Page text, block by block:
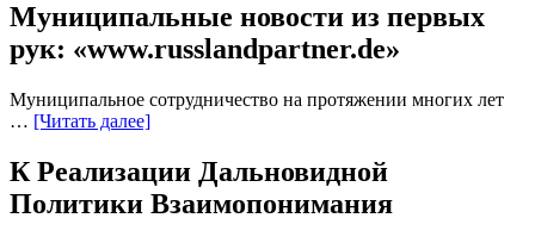
Муниципальные новости из первых
рук: «www.russlandpartner.de»
Муниципальное сотрудничество на протяжении многих лет
… [Читать далее]
К Реализации Дальновидной
Политики Взаимопонимания